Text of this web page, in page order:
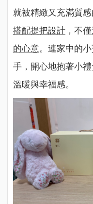
就被精緻又充滿質感
搭配提把設計，不僅
的心意。連家中的
手，開心地抱著小
溫暖與幸福感。